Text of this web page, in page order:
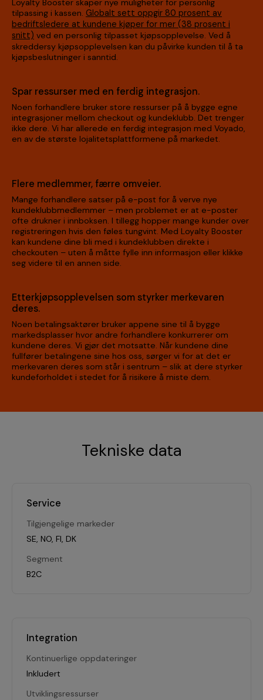
Loyalty Booster skaper nye muligheter for personlig
tilpassing i kassen. Globalt sett oppgir 80 prosent av
bedriftsledere at kundene kjøper for mer (38 prosent i
snitt) ved en personlig tilpasset kjøpsopplevelse. Ved å
skreddersy kjøpsopplevelsen kan du påvirke kunden til å ta
kjøpsbeslutninger i sanntid.
Spar ressurser med en ferdig integrasjon.
Noen forhandlere bruker store ressurser på å bygge egne
integrasjoner mellom checkout og kundeklubb. Det trenger
ikke dere. Vi har allerede en ferdig integrasjon med Voyado,
en av de største lojalitetsplattformene på markedet.
Flere medlemmer, færre omveier.
Mange forhandlere satser på e-post for å verve nye
kundeklubbmedlemmer – men problemet er at e-poster
ofte drukner i innboksen. I tillegg hopper mange kunder over
registreringen hvis den føles tungvint. Med Loyalty Booster
kan kundene dine bli med i kundeklubben direkte i
checkouten – uten å måtte fylle inn informasjon eller klikke
seg videre til en annen side.
Etterkjøpsopplevelsen som styrker merkevaren
deres.
Noen betalingsaktører bruker appene sine til å bygge
markedsplasser hvor andre forhandlere konkurrerer om
kundene deres. Vi gjør det motsatte. Når kundene dine
fullfører betalingene sine hos oss, sørger vi for at det er
merkevaren deres som står i sentrum – slik at dere styrker
kundeforholdet i stedet for å risikere å miste dem.
Tekniske data
Service
Tilgjengelige markeder
SE, NO, FI, DK
Segment
B2C
Integration
Kontinuerlige oppdateringer
Inkludert
Utviklingsressurser